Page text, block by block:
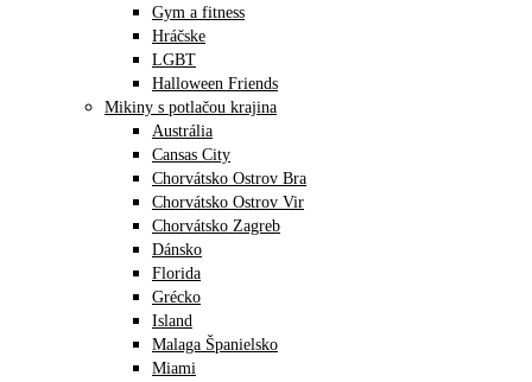
Gym a fitness
Hráčske
LGBT
Halloween Friends
Mikiny s potlačou krajina
Austrália
Cansas City
Chorvátsko Ostrov Bra
Chorvátsko Ostrov Vir
Chorvátsko Zagreb
Dánsko
Florida
Grécko
Island
Malaga Španielsko
Miami